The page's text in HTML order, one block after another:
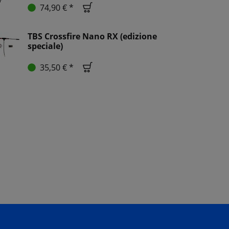
74,90 € *
TBS Crossfire Nano RX (edizione
speciale)
35,50 € *